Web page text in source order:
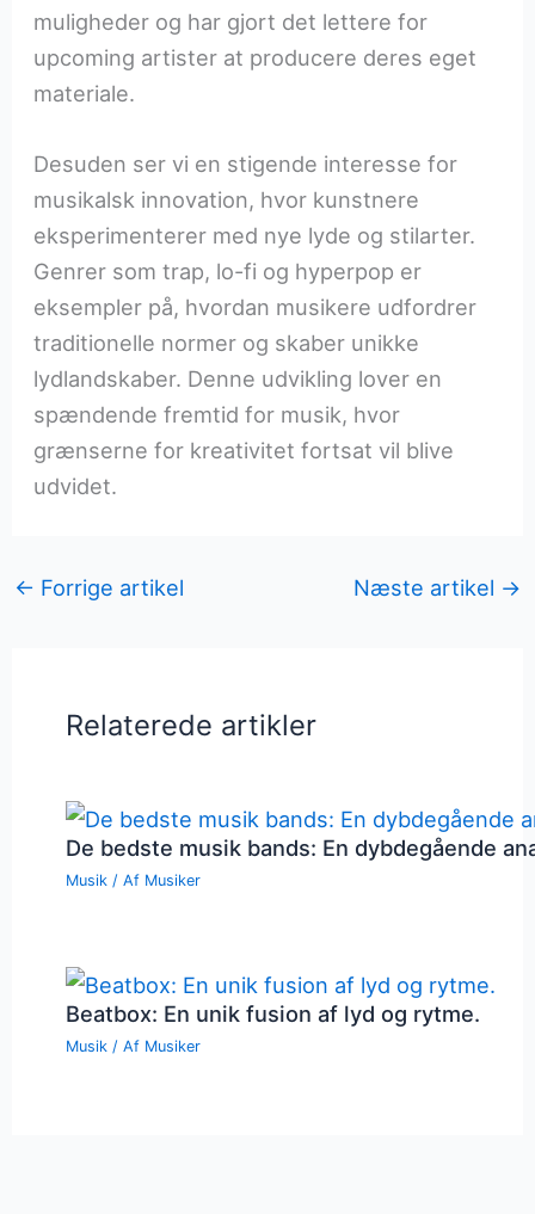
muligheder og har gjort det lettere for
upcoming artister at producere deres eget
materiale.
Desuden ser vi en stigende interesse for
musikalsk innovation, hvor kunstnere
eksperimenterer med nye lyde og stilarter.
Genrer som trap, lo-fi og hyperpop er
eksempler på, hvordan musikere udfordrer
traditionelle normer og skaber unikke
lydlandskaber. Denne udvikling lover en
spændende fremtid for musik, hvor
grænserne for kreativitet fortsat vil blive
udvidet.
← Forrige artikel Næste artikel →
Relaterede artikler
De bedste musik bands: En dybdegående
Musik / Af Musiker
Beatbox: En unik fusion af lyd og rytme.
Musik / Af Musiker